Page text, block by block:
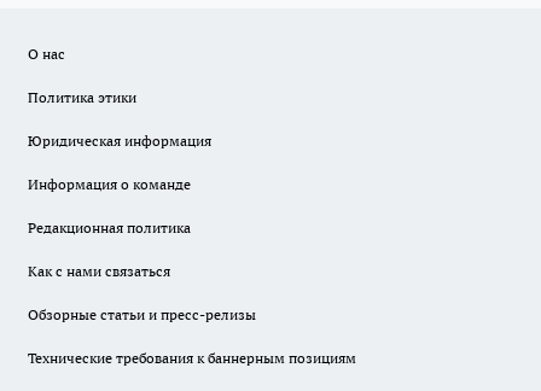
О нас
Политика этики
Юридическая информация
Информация о команде
Редакционная политика
Как с нами связаться
Обзорные статьи и пресс-релизы
Технические требования к баннерным позициям